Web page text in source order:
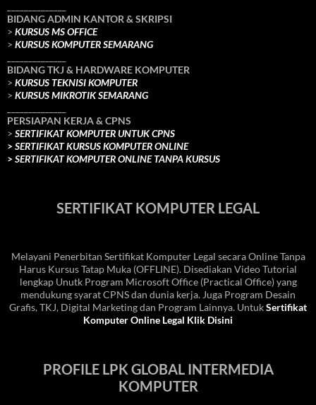
BIDANG ADMIN KANTOR & SKRIPSI
> KURSUS MS OFFICE
> KURSUS KOMPUTER SEMARANG
BIDANG TKJ & HARDWARE KOMPUTER
> KURSUS TEKNISI KOMPUTER
> KURSUS MIKROTIK SEMARANG
PERSIAPAN KERJA & CPNS
> SERTIFIKAT KOMPUTER UNTUK CPNS
> SERTIFIKAT KURSUS KOMPUTER ONLINE
> SERTIFIKAT KOMPUTER ONLINE TANPA KURSUS
SERTIFIKAT KOMPUTER LEGAL
Melayani Penerbitan Sertifikat Komputer Legal secara Online Tanpa
Harus Kursus Tatap Muka (OFFLINE). Disediakan Video Tutorial
lengkap Unutk Program Microsoft Office (Practical Office) yang
mendukung syarat CPNS dan dunia kerja. Juga Program Desain
Grafis, TKJ, Digital Marketing dan Program Lainnya. UntukSertifikat
Komputer Online Legal Klik Disini
PROFILE LPK GLOBAL INTERMEDIA
KOMPUTER